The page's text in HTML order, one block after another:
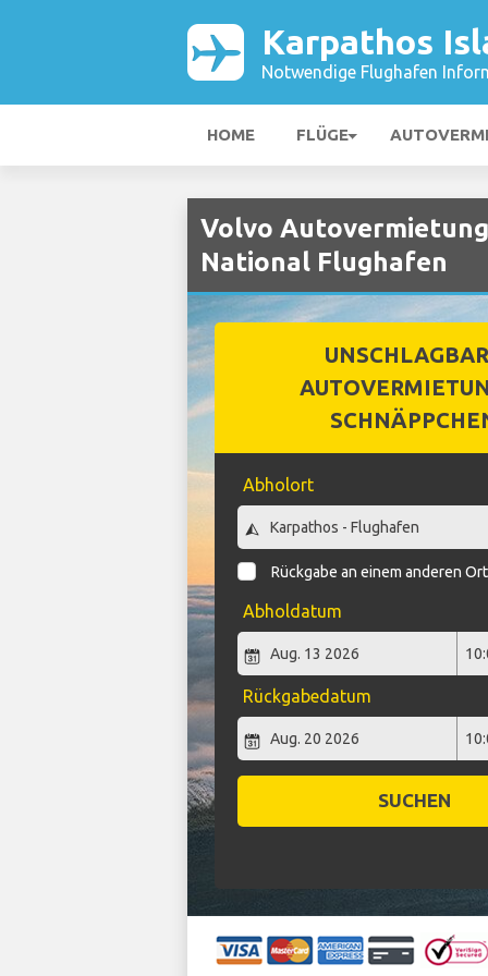
Karpathos
Notwendige Flughafen
HOME FLÜGE
Volvo
National Flughafen
Abholort
Rückgabe an einem anderen Ort
Abholdatum
Rückgabedatum
SUCHEN